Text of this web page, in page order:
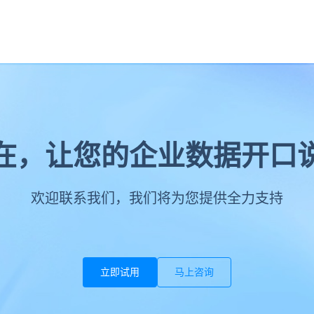
，让您的企业数据开口
欢迎联系我们，我们将为您提供全力支持
立即试用 马上咨询